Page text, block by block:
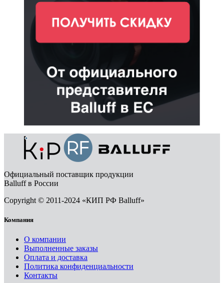
Официальный поставщик продукции
Balluff в России
Copyright © 2011-2024 «КИП РФ Balluff»
Компания
О компании
Выполненные заказы
Оплата и доставка
Политика конфиденциальности
Контакты